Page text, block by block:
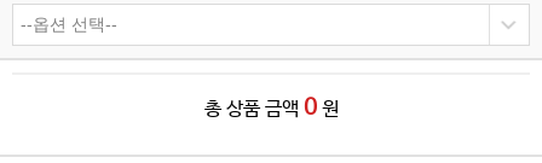
총 상품 금액 0 원